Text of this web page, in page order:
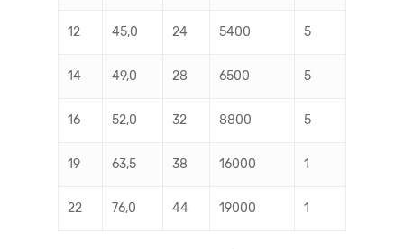
12 45,0 24 5400 5
14 49,0 28 6500 5
16 52,0 32 8800 5
19 63,5 38 16000 1
22 76,0 44 19000 1